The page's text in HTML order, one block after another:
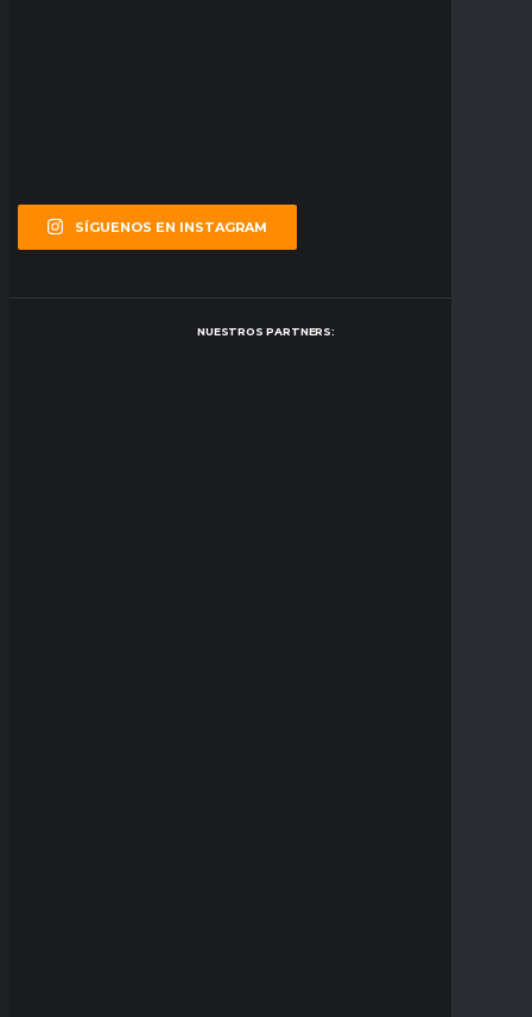
SÍGUENOS EN INSTAGRAM
NUESTROS PARTNERS: